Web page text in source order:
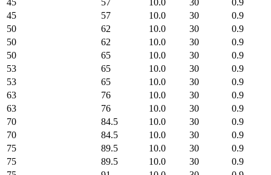
45
57 10.0 30
0.9
45
57 10.0 30
0.9
50
62 10.0 30
0.9
50
62 10.0 30
0.9
50
65 10.0 30
0.9
53
65 10.0 30
0.9
53
65 10.0 30
0.9
63
76 10.0 30
0.9
63
76 10.0 30
0.9
70
84.5 10.0 30
0.9
70
84.5 10.0 30
0.9
75
89.5 10.0 30
0.9
75
89.5 10.0 30
0.9